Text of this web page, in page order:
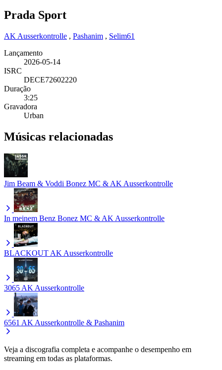
Prada Sport
AK Ausserkontrolle , Pashanim , Selim61
Lançamento
2026-05-14
ISRC
DECE72602220
Duração
3:25
Gravadora
Urban
Músicas relacionadas
Jim Beam & Voddi Bonez MC & AK Ausserkontrolle
In meinem Benz Bonez MC & AK Ausserkontrolle
BLACKOUT AK Ausserkontrolle
3065 AK Ausserkontrolle
6561 AK Ausserkontrolle & Pashanim
Veja a discografia completa e acompanhe o desempenho em
streaming em todas as plataformas.